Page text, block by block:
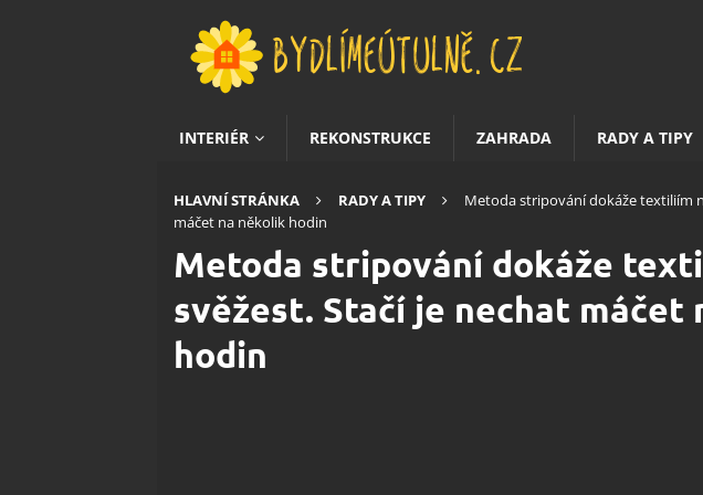
INTERIÉR REKONSTRUKCE ZAHRADA RADY A TIPY
HLAVNÍ STRÁNKA RADY A TIPY
Metoda stripování dokáže textiliím
máčet na několik hodin
Metoda stripování dokáže
svěžest. Stačí je nechat máčet
hodin